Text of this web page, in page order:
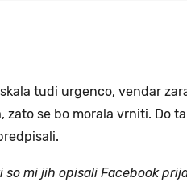
tudi urgenco, vendar
zato se bo morala vrniti. Do
so mi jih opisali Facebook